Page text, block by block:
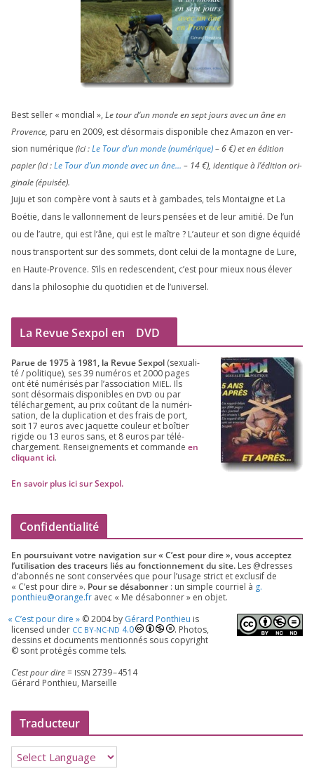
Best sel­ler « mon­dial », Le tour d’un monde en sept jours avec un âne en
Provence, paru en 2009, est désor­mais dis­po­nible chez Amazon en ver­
sion numé­rique (ici :Le Tour d’un monde (numé­rique)–6€) et en édi­tion
papier (ici :Le Tour d’un monde avec un âne… – 14€), iden­tique à l’é­di­tion ori­
gi­nale (épui­sée).
Juju et son com­père vont à sauts et à gam­bades, tels Montaigne et La
Boétie, dans le val­lon­ne­ment de leurs pen­sées et de leur ami­tié. De l’un
ou de l’autre, qui est l’âne, qui est le maître ? L’auteur et son digne équi­dé
nous trans­portent sur des som­mets, dont celui de la mon­tagne de Lure,
en Haute-Provence. S’ils en redes­cendent, c’est pour mieux nous éle­ver
dans la phi­lo­so­phie du quo­ti­dien et de l’universel.
La Revue Sexpol en DVD
Parue de 1975à 1981, la Revue Sex­pol (sexua­li­
té /​ poli­tique), ses39 numé­ros et2000 pages
ont été numé­ri­sés par l’as­so­cia­tion MIEL . Ils
sont désor­mais dis­po­nibles en DVD ou par
télé­char­ge­ment, au prix coû­tant de la numé­ri­
sa­tion, de la dupli­ca­tion et des frais de port,
soit 17 euros avec jaquette cou­leur et boî­tier
rigide ou 13 euros sans, et 8 euros par télé­
char­ge­ment. Ren­sei­gne­ments et com­mande en
cli­quant ici.
En savoir plus ici sur Sexpol.
Confidentialité
En pour­sui­vant votre navi­ga­tion sur « C’est pour dire », vous accep­tez
l’utilisation des tra­ceurs liés au fonc­tion­ne­ment du site. Les @dresses
d’a­bon­nés ne sont conser­vées que pour l’u­sage strict et exclu­sif de
« C’est pour dire ». Pour se désa­bon­ner : un simple cour­riel à g.​
ponthieu@​orange.​fr avec « Me désa­bon­ner » en objet.
« C’est pour dire » ©2004by Gérard Ponthieu is
licen­sed under CC BY-NC-ND 4.0
. Photos,
des­sins et docu­ments men­tion­nés sous copy­right
© sont pro­té­gés comme tels.
C’est pour dire= ISSN 2739–4514
Gérard Ponthieu, Marseille
Traducteur